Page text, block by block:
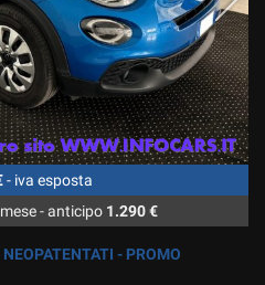
- iva esposta
-anticipo 1.290 €
- PROMO